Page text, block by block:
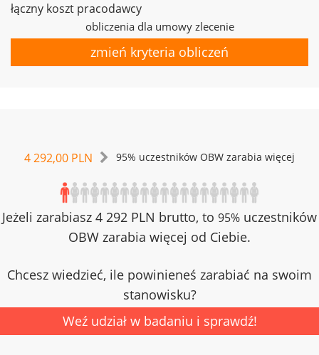
łączny koszt pracodawcy
obliczenia dla umowy zlecenie
zmień kryteria obliczeń
4 292,00 PLN 95% uczestników OBW zarabia więcej
Jeżeli zarabiasz 4 292 PLN brutto, to 95% uczestników
OBW zarabia więcej od Ciebie.
Chcesz wiedzieć, ile powinieneś zarabiać na swoim
stanowisku?
Weź udział w badaniu i sprawdź!